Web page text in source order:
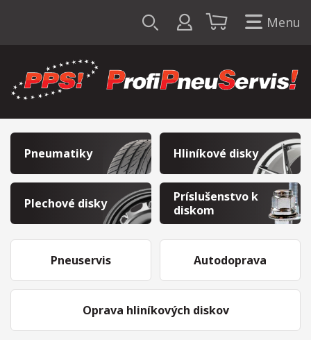
Menu
Pneumatiky Hliníkové disky
Plechové disky
Príslušenstvo k
diskom
Pneuservis
Oprava hliníkových diskov
Autodoprava